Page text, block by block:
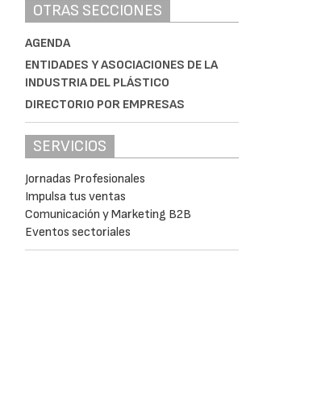
OTRAS SECCIONES
AGENDA
ENTIDADES Y ASOCIACIONES DE LA
INDUSTRIA DEL PLÁSTICO
DIRECTORIO POR EMPRESAS
SERVICIOS
Jornadas Profesionales
Impulsa tus ventas
Comunicación y Marketing B2B
Eventos sectoriales